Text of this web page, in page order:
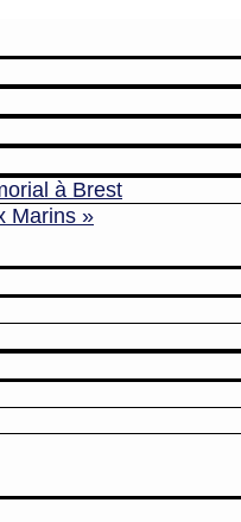
à Brest
Marins »